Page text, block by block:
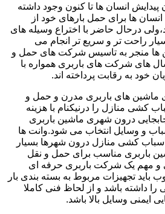
پیدایش انسان ها تا کنون وجود داشته
ها برای حمل بارهای خود از
درحال حاضر با اختراع وسیله های
راحت تر و سریع تر انجام می
ها منجر به تاسیس شرکت های حمل و
های شرکت های باربری همواره با
خود به رقابت پرداخته اند.
ماشین های باربری مدرن و حمل و
کشی منازل را درنیکنام با هزینه
درون شهری ماشین باربری
و وسایل انتخاب می شود.وانت ها
کشی منازل درون شهرها بسیار
باربری مناسب برای حمل و نقل
و مهم یک شرکت باربری حرفه ای
تجهیزات مربوط به بسته بندی بار
را داشته باشد و از لحاظ فنی کاملا
ایمنی وسایل بالا باشد.